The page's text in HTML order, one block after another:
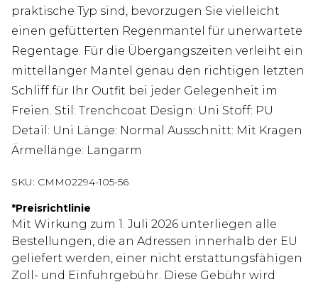
praktische Typ sind, bevorzugen Sie vielleicht
einen gefütterten Regenmantel für unerwartete
Regentage. Für die Übergangszeiten verleiht ein
mittellanger Mantel genau den richtigen letzten
Schliff für Ihr Outfit bei jeder Gelegenheit im
Freien. Stil: Trenchcoat Design: Uni Stoff: PU
Detail: Uni Länge: Normal Ausschnitt: Mit Kragen
Ärmellänge: Langarm
SKU: CMM02294-105-56
*Preisrichtlinie
Mit Wirkung zum 1. Juli 2026 unterliegen alle
Bestellungen, die an Adressen innerhalb der EU
geliefert werden, einer nicht erstattungsfähigen
Zoll- und Einfuhrgebühr. Diese Gebühr wird